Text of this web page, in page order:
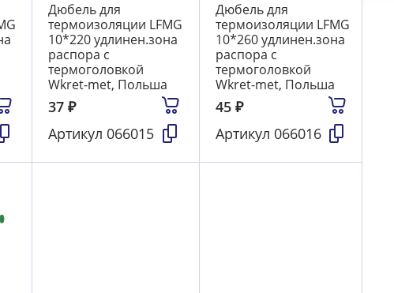
Дюбель для
термоизоляции LFМG
10*220 удлинен.зона
распора с
термоголовкой
Wkret-met, Польша
37₽
Артикул 066015
Дюбель для
термоизоляции LFМG
10*260 удлинен.зона
распора с
термоголовкой
Wkret-met, Польша
45 ₽
Артикул 066016